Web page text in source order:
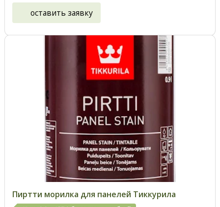
оставить заявку
Пиртти морилка для панелей Тиккурила